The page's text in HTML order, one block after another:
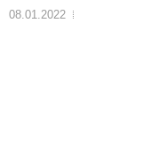
08.01.2022